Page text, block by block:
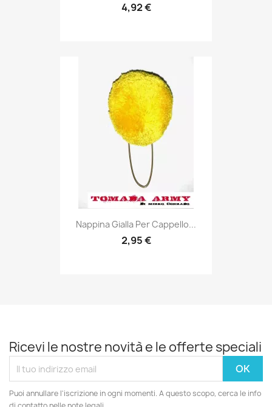
4,92 €
Anteprima
Nappina Gialla Per Cappello...
2,95 €
Ricevi le nostre novità e le offerte speciali
Puoi annullare l'iscrizione in ogni momenti. A questo scopo, cerca le info